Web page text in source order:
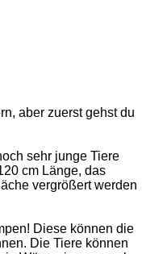
aber zuerst gehst du
sehr junge Tiere
cm Länge, das
vergrößert werden
Diese können die
Die Tiere können